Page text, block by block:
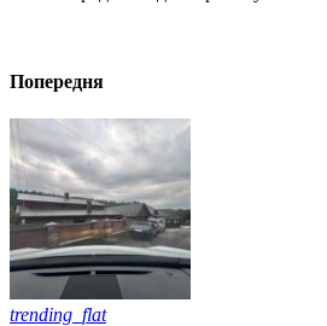
Попередня
trending_flat